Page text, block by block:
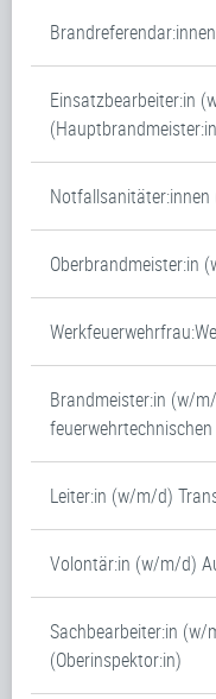
Einsatzbearbeiter:in
Oberbrandmeister:in
Brandmeister:in (w/
Leiter:in (w/m/d)
Volontär:in (w/m/d)
Sachbearbeiter:in
(Oberinspektor:in)